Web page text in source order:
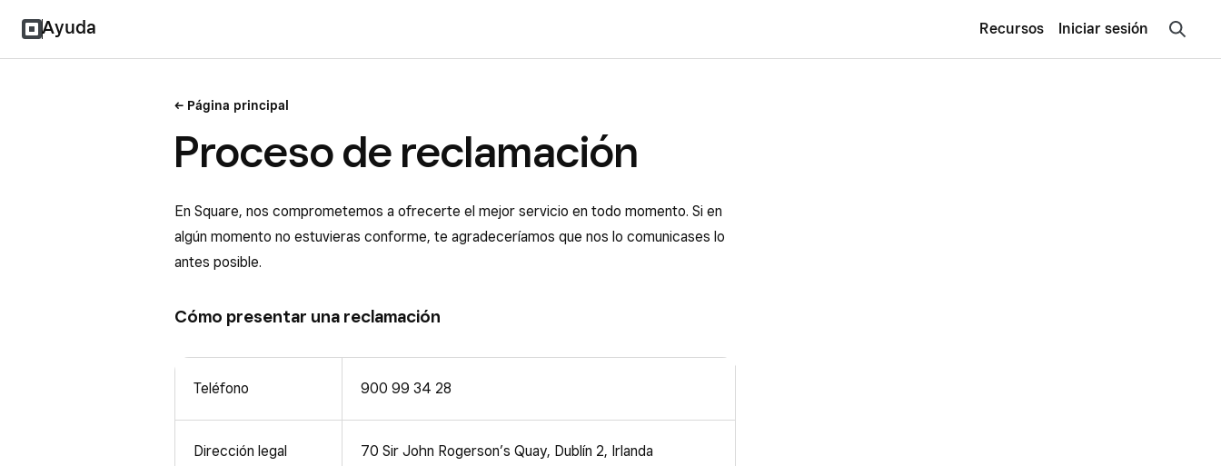
Ayuda Recursos Iniciar sesión
Página principal
Proceso de reclamación
En Square, nos comprometemos a ofrecerte el mejor servicio en todo momento. Si en
algún momento no estuvieras conforme, te agradeceríamos que nos lo comunicases lo
antes posible.
Cómo presentar una reclamación
Teléfono 900 99 34 28
Dirección legal 70 Sir John Rogerson’s Quay, Dublín 2, Irlanda